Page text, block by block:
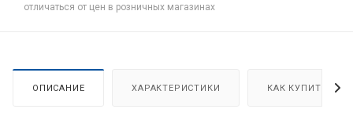
отличаться от цен в розничных магазинах
ОПИСАНИЕ ХАРАКТЕРИСТИКИ КАК КУПИТЬ